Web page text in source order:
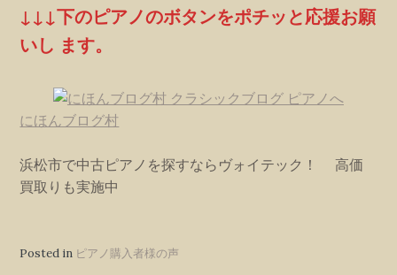
↓↓↓下のピアノのボタンをポチッと応援お願
いし ます。
にほんブログ村
浜松市で中古ピアノを探すならヴォイテック！ 高価
買取りも実施中
Posted in ピアノ購入者様の声